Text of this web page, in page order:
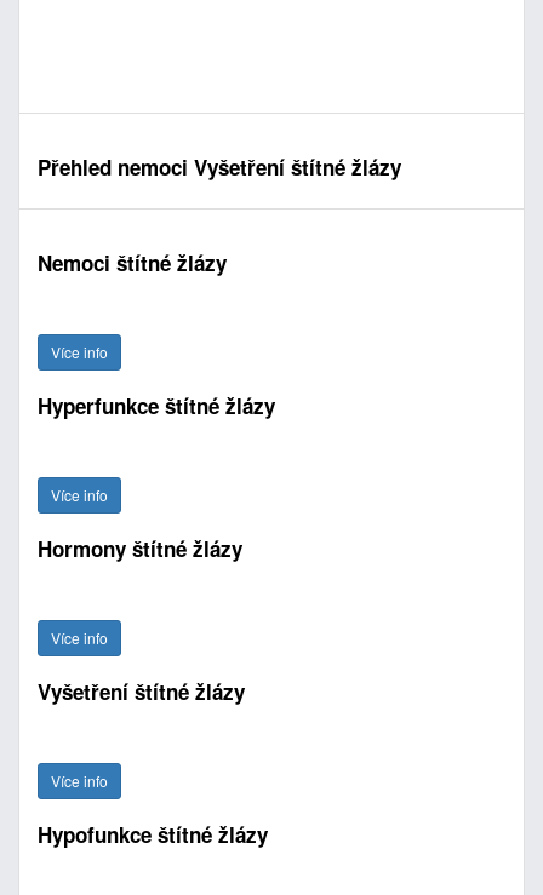
Přehled nemoci Vyšetření štítné žlázy
Nemoci štítné žlázy
Více info
Hyperfunkce štítné žlázy
Více info
Hormony štítné žlázy
Více info
Vyšetření štítné žlázy
Více info
Hypofunkce štítné žlázy